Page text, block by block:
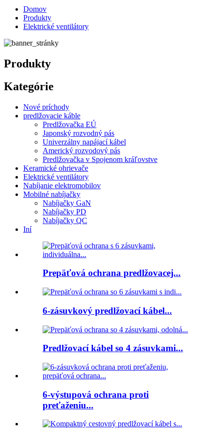
Domov
Produkty
Elektrické ventilátory
Produkty
Kategórie
Nové príchody
predlžovacie káble
Predlžovačka EÚ
Japonský rozvodný pás
Univerzálny napájací kábel
Americký rozvodový pás
Predlžovačka v Spojenom kráľovstve
Keramické ohrievače
Elektrické ventilátory
Nabíjanie elektromobilov
Mobilné nabíjačky
Nabíjačky GaN
Nabíjačky PD
Nabíjačky QC
Iní
Prepäťová ochrana predlžovacej...
6-zásuvkový predlžovací kábel...
Predlžovací kábel so 4 zásuvkami...
6-výstupová ochrana proti
preťaženiu...